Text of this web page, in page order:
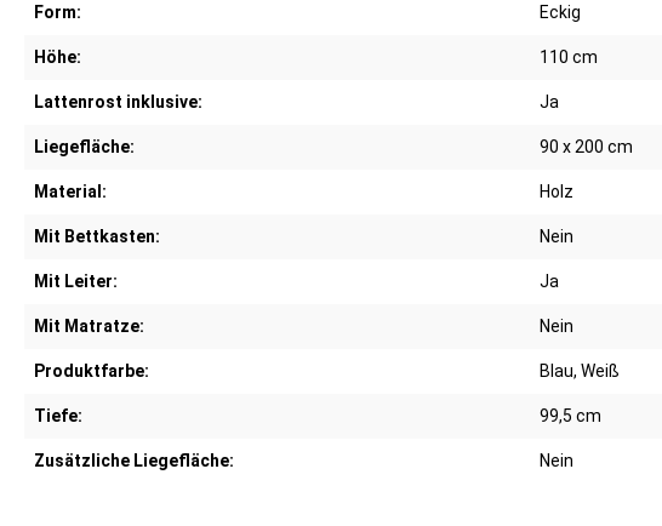
Form: Eckig
Höhe: 110 cm
Lattenrost inklusive: Ja
Liegefläche: 90 x 200 cm
Material: Holz
Mit Bettkasten: Nein
Mit Leiter: Ja
Mit Matratze: Nein
Produktfarbe: Blau, Weiß
Tiefe: 99,5 cm
Zusätzliche Liegefläche: Nein